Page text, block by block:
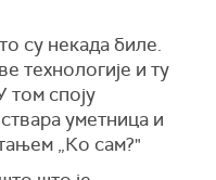
су некада биле.
технологије и ту
том споју
уметница и
„Ко сам?"